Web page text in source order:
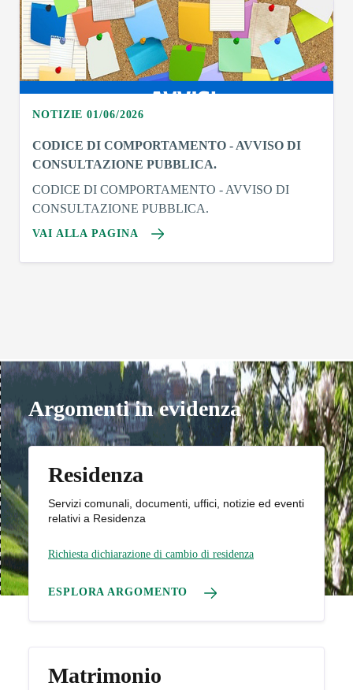
NOTIZIE 01/06/2026
CODICE DI COMPORTAMENTO - AVVISO DI
CONSULTAZIONE PUBBLICA.
CODICE DI COMPORTAMENTO - AVVISO DI
CONSULTAZIONE PUBBLICA.
VAI ALLA PAGINA
Argomenti in evidenza
Residenza
Servizi comunali, documenti, uffici, notizie ed eventi
relativi a Residenza
Richiesta dichiarazione di cambio di residenza
ESPLORA ARGOMENTO
Matrimonio